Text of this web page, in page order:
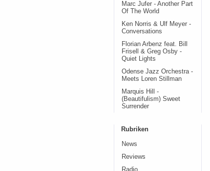
Marc Jufer - Another Part
Of The World
Ken Norris & Ulf Meyer -
Conversations
Florian Arbenz feat. Bill
Frisell & Greg Osby -
Quiet Lights
Odense Jazz Orchestra -
Meets Loren Stillman
Marquis Hill -
(Beautifulism) Sweet
Surrender
Rubriken
News
Reviews
Radio